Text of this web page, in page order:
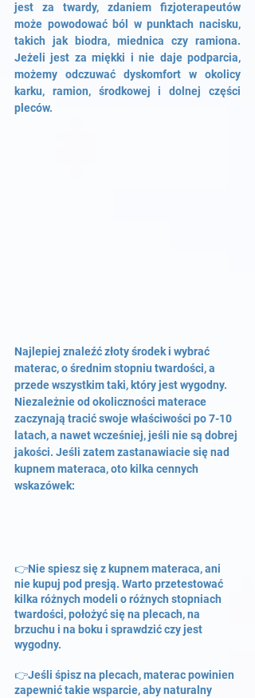
jest za twardy, zdaniem fizjoterapeutów
może powodować ból w punktach nacisku,
takich jak biodra, miednica czy ramiona.
Jeżeli jest za miękki i nie daje podparcia,
możemy odczuwać dyskomfort w okolicy
karku, ramion, środkowej i dolnej części
pleców.
Najlepiej znaleźć złoty środek i wybrać
materac, o średnim stopniu twardości, a
przede wszystkim taki, który jest wygodny.
Niezależnie od okoliczności materace
zaczynają tracić swoje właściwości po 7-10
latach, a nawet wcześniej, jeśli nie są dobrej
jakości. Jeśli zatem zastanawiacie się nad
kupnem materaca, oto kilka cennych
wskazówek:
👉Nie spiesz się z kupnem materaca, ani
nie kupuj pod presją. Warto przetestować
kilka różnych modeli o różnych stopniach
twardości, położyć się na plecach, na
brzuchu i na boku i sprawdzić czy jest
wygodny.
👉Jeśli śpisz na plecach, materac powinien
zapewnić takie wsparcie, aby naturalny